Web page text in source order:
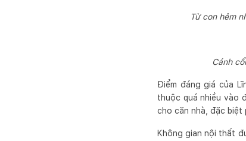
Từ con hẻm
Cánh
Điểm đáng giá của
thuộc quá nhiều vào
cho căn nhà, đặc biệt
Không gian nội thất